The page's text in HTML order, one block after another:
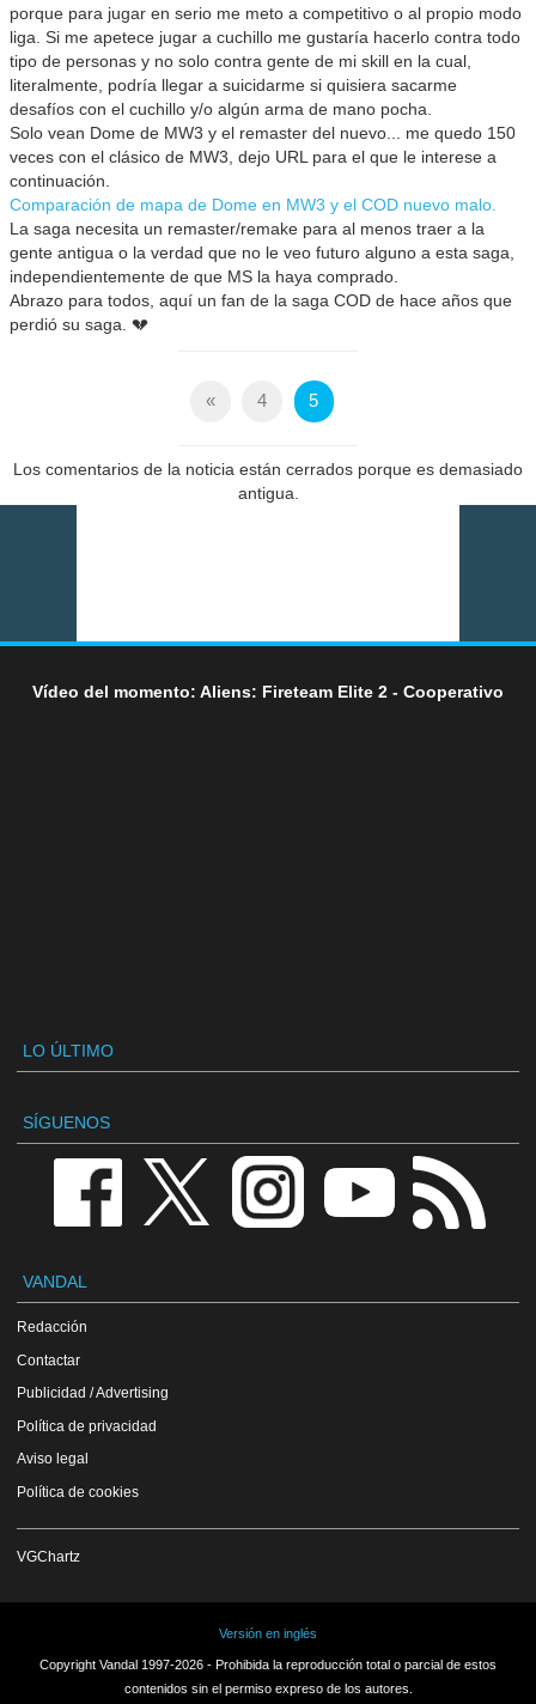
porque para jugar en serio me meto a competitivo o al propio modo
liga. Si me apetece jugar a cuchillo me gustaría hacerlo contra todo
tipo de personas y no solo contra gente de mi skill en la cual,
literalmente, podría llegar a suicidarme si quisiera sacarme
desafíos con el cuchillo y/o algún arma de mano pocha.
Solo vean Dome de MW3 y el remaster del nuevo... me quedo 150
veces con el clásico de MW3, dejo URL para el que le interese a
continuación.
Comparación de mapa de Dome en MW3 y el COD nuevo malo.
La saga necesita un remaster/remake para al menos traer a la
gente antigua o la verdad que no le veo futuro alguno a esta saga,
independientemente de que MS la haya comprado.
Abrazo para todos, aquí un fan de la saga COD de hace años que
perdió su saga. 💔
« 4 5
Los comentarios de la noticia están cerrados porque es demasiado
antigua.
Vídeo del momento: Aliens: Fireteam Elite 2 - Cooperativo
LO ÚLTIMO
SÍGUENOS
VANDAL
Redacción
Contactar
Publicidad / Advertising
Política de privacidad
Aviso legal
Política de cookies
VGChartz
Versión en inglés
Copyright Vandal 1997-2026 - Prohibida la reproducción total o parcial de estos
contenidos sin el permiso expreso de los autores.